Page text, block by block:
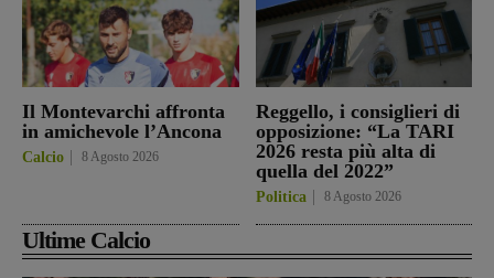
Il Montevarchi affronta
in amichevole l’Ancona
Calcio 8 Agosto 2026
Reggello, i consiglieri di
opposizione: “La TARI
2026 resta più alta di
quella del 2022”
Politica 8 Agosto 2026
Ultime Calcio